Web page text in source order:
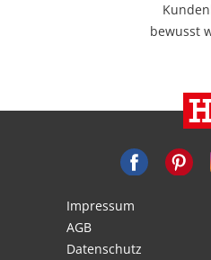
bewusst
Impressum
AGB
Datenschutz